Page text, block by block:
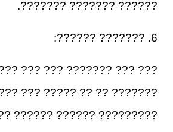
?????? ??????? ???????.
6. ??????? ??????:
??? ??? ???? ?????
?? ?? ????? ??? ??????
?????? ?????? ?????????